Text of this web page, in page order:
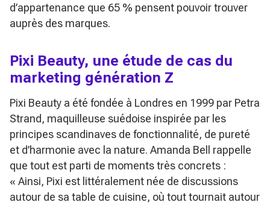
d’appartenance que 65 % pensent pouvoir trouver
auprès des marques.
Pixi Beauty, une étude de cas du
marketing génération Z
Pixi Beauty a été fondée à Londres en 1999 par Petra
Strand, maquilleuse suédoise inspirée par les
principes scandinaves de fonctionnalité, de pureté
et d’harmonie avec la nature. Amanda Bell rappelle
que tout est parti de moments très concrets :
« Ainsi, Pixi est littéralement née de discussions
autour de sa table de cuisine, où tout tournait autour